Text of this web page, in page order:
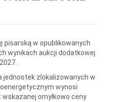
pisarską w opublikowanych
wynikach aukcji dodatkowej
jednostek zlokalizowanych w
wynosi
omyłkowo ceny